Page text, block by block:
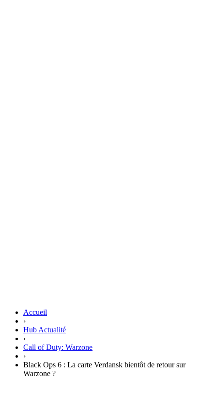
Accueil
›
Hub Actualité
›
Call of Duty: Warzone
›
Black Ops 6 : La carte Verdansk bientôt de retour sur
Warzone ?